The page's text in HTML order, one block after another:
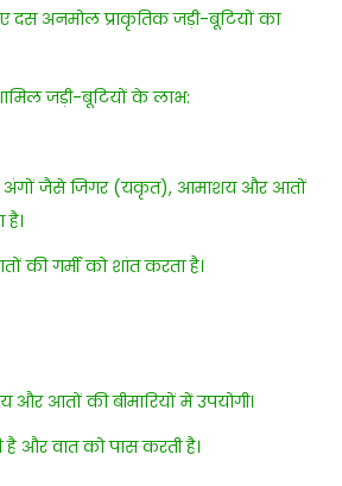
अनमोल प्राकृतिक जड़ी-बूटियों का
जड़ी-बूटियों के लाभ:
अंगों जैसे जिगर (यकृत), आमाशय और आतों
की गर्मी को शांत करता है।
आतों की बीमारियों में उपयोगी।
और वात को पास करती है।